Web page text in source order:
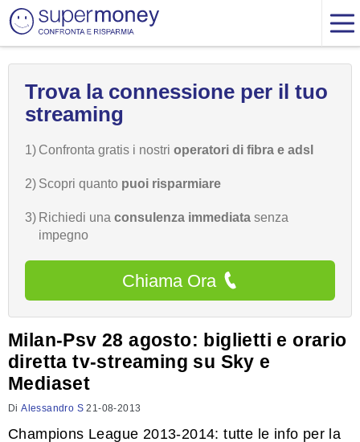
Trova la connessione per il tuo
streaming
1) Confronta gratis i nostri operatori di fibra e adsl
2) Scopri quanto puoi risparmiare
3) Richiedi una consulenza immediata senza
impegno
Chiama Ora
Milan-Psv 28 agosto: biglietti e orario
diretta tv-streaming su Sky e
Mediaset
DiAlessandro S 21-08-2013
Champions League 2013-2014: tutte le info per la